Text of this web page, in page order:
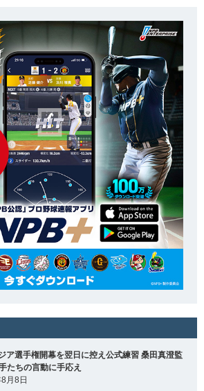
ア選手権開幕を翌日に控え公式練習 桑田真澄監
たちの言動に手応え
月8日